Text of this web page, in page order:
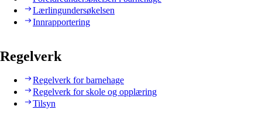
Lærlingundersøkelsen
Innrapportering
Regelverk
Regelverk for barnehage
Regelverk for skole og opplæring
Tilsyn